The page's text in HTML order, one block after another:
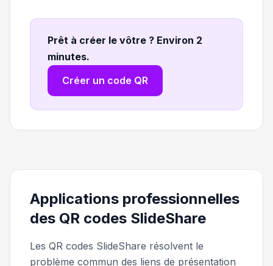
Prêt à créer le vôtre ? Environ 2
minutes.
Créer un code QR
Applications professionnelles
des QR codes SlideShare
Les QR codes SlideShare résolvent le
problème commun des liens de présentation